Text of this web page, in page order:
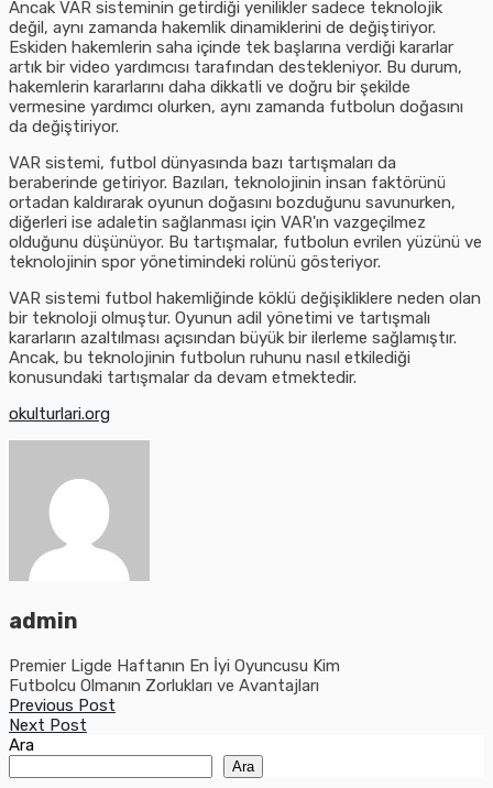
Ancak VAR sisteminin getirdiği yenilikler sadece teknolojik
değil, aynı zamanda hakemlik dinamiklerini de değiştiriyor.
Eskiden hakemlerin saha içinde tek başlarına verdiği kararlar
artık bir video yardımcısı tarafından destekleniyor. Bu durum,
hakemlerin kararlarını daha dikkatli ve doğru bir şekilde
vermesine yardımcı olurken, aynı zamanda futbolun doğasını
da değiştiriyor.
VAR sistemi, futbol dünyasında bazı tartışmaları da
beraberinde getiriyor. Bazıları, teknolojinin insan faktörünü
ortadan kaldırarak oyunun doğasını bozduğunu savunurken,
diğerleri ise adaletin sağlanması için VAR'ın vazgeçilmez
olduğunu düşünüyor. Bu tartışmalar, futbolun evrilen yüzünü ve
teknolojinin spor yönetimindeki rolünü gösteriyor.
VAR sistemi futbol hakemliğinde köklü değişikliklere neden olan
bir teknoloji olmuştur. Oyunun adil yönetimi ve tartışmalı
kararların azaltılması açısından büyük bir ilerleme sağlamıştır.
Ancak, bu teknolojinin futbolun ruhunu nasıl etkilediği
konusundaki tartışmalar da devam etmektedir.
okulturlari.org
admin
Premier Ligde Haftanın En İyi Oyuncusu Kim
Futbolcu Olmanın Zorlukları ve Avantajları
Previous Post
Next Post
Ara
Ara